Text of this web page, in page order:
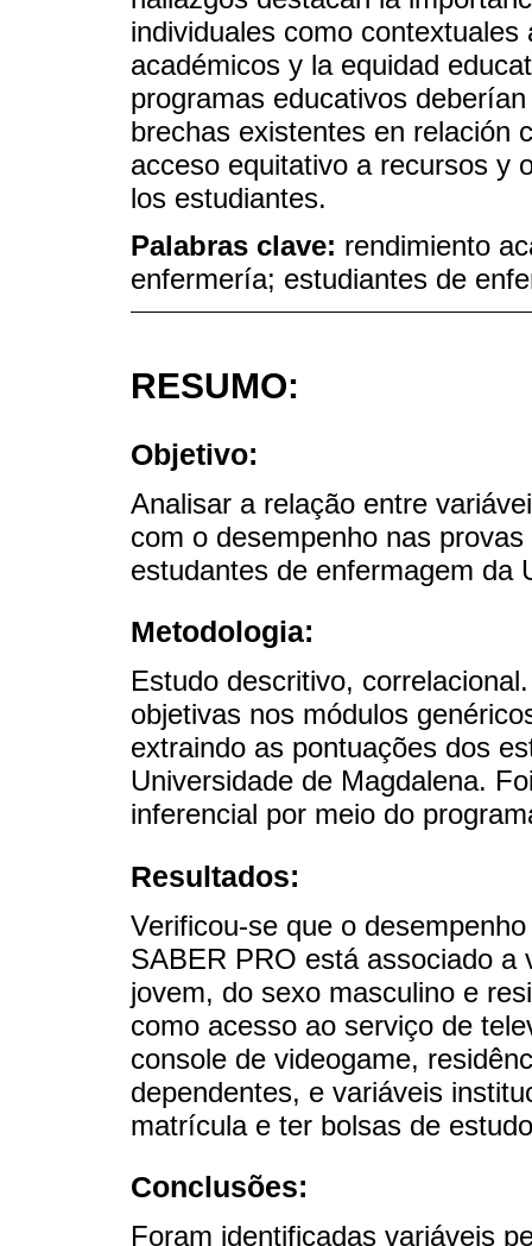
individuales como
académicos y la equidad
programas educativos
brechas existentes en relación
acceso equitativo a recursos y
los estudiantes.
Palabras clave: rendimiento
enfermería; estudiantes de
RESUMO:
Objetivo:
Analisar a relação entre
com o desempenho nas
estudantes de enfermagem da
Metodologia:
Estudo descritivo,
objetivas nos módulos
extraindo as pontuações dos
Universidade de Magdalena.
inferencial por meio do
Resultados:
Verificou-se que o
SABER PRO está associado a
jovem, do sexo masculino e
como acesso ao serviço de
console de videogame,
dependentes, e variáveis
matrícula e ter bolsas de
Conclusões:
Foram identificadas variáveis